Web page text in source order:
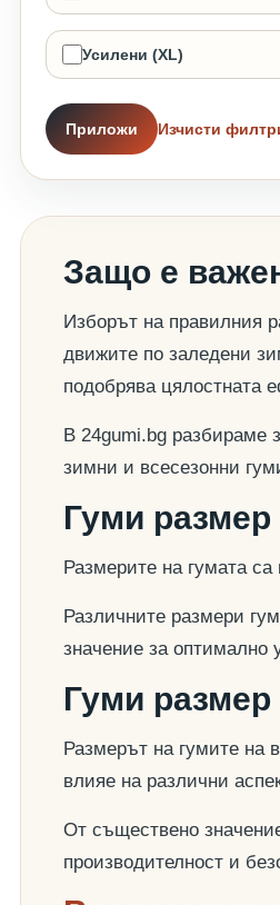
Усилени (XL)
Приложи Изчисти
Защо е
Изборът на правилния
движите по заледени
подобрява цялостната
В 24gumi.bg разбираме
зимни и всесезонни
Гуми размер
Размерите на гумата
Различните размери
значение за оптимално
Гуми размер
Размерът на гумите на
влияе на различни
От съществено
производителност и